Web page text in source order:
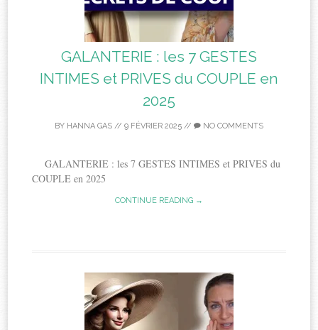
GALANTERIE : les 7 GESTES
INTIMES et PRIVES du COUPLE en
2025
BY HANNA GAS // 9 FÉVRIER 2025 // NO COMMENTS
GALANTERIE : les 7 GESTES INTIMES et PRIVES du
COUPLE en 2025
CONTINUE READING →